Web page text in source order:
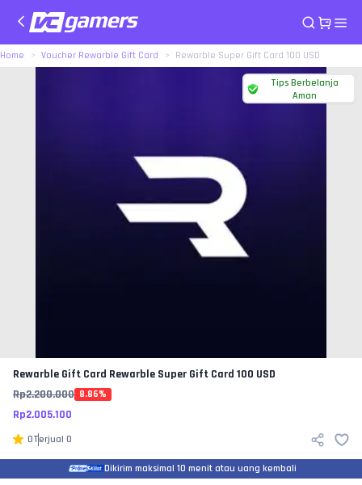
Home Voucher Rewarble Gift Card Rewarble Super Gift Card 100 USD
Tips Berbelanja
Aman
Rewarble Gift Card Rewarble Super Gift Card 100 USD
Rp2.200.000 8.86%
Rp2.005.100
0Terjual 0
Dikirim maksimal 10 menit atau uang kembali